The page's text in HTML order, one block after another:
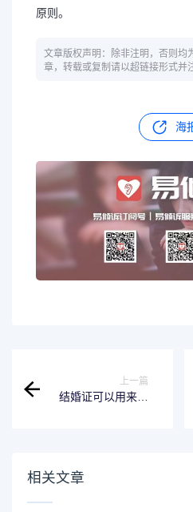
原则。
文章版权声明：除非注明，否则均
章，转载或复制请以超链接形式并
海
上一篇
结婚证可以用来办
相关文章